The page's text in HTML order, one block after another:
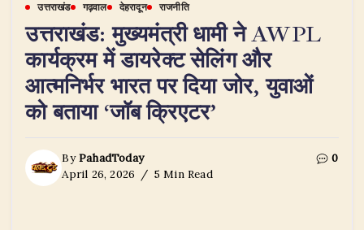
उत्तराखंड गढ़वाल देहरादून राजनीति
उत्तराखंड: मुख्यमंत्री धामी ने AWPL
कार्यक्रम में डायरेक्ट सेलिंग और
आत्मनिर्भर भारत पर दिया जोर, युवाओं
को बताया ‘जॉब क्रिएटर’
ByPahadToday
April 26, 2026
5 Min Read
0